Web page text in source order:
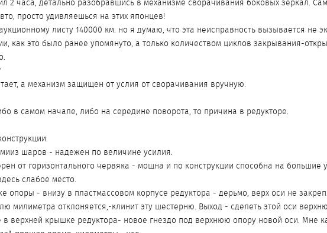
2 часа, детально разобравшись в механизме сворачивания боковых зеркал.
просто удивляешься на этих японцев!
листу 140000 км. но я думаю, что эта неисправность вызывается не
как это было ранее упомянуто, а только количеством циклов закрывания-
а механизм защищен от услия от сворачивания вручную.
в самом начале, либо на середине поворота, то причина в редукторе.
шаров - надежен по величине усилия.
от горизонтального червяка - мощна и по конструкции способна на большие
слабое место.
опоры - внизу в пластмассовом корпусе редуктора - дерьмо, верх оси не
милиметра отклоняется,-клинит эту шестерню. Выход - сделеть этой оси
в верхней крышке редуктора- новое гнездо под верхнюю опору новой оси. Мне